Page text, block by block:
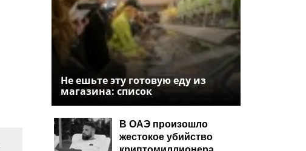
Не ешьте эту готовую еду из
магазина: список
В ОАЭ произошло
жестокое убийство